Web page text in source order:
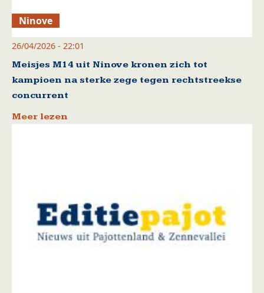
Ninove
26/04/2026 - 22:01
Meisjes M14 uit Ninove kronen zich tot
kampioen na sterke zege tegen rechtstreekse
concurrent
Meer lezen